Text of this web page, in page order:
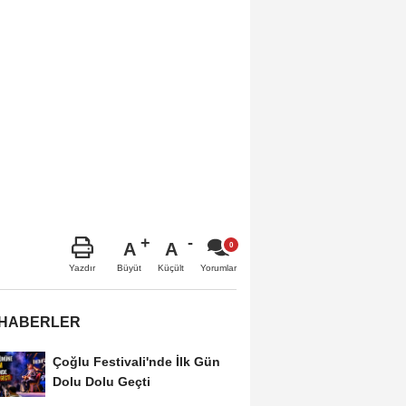
Yazdır
A
Büyüt
A
Küçült Yorumlar
Çoğlu Festivali'nde İlk Gün
Dolu Dolu Geçti